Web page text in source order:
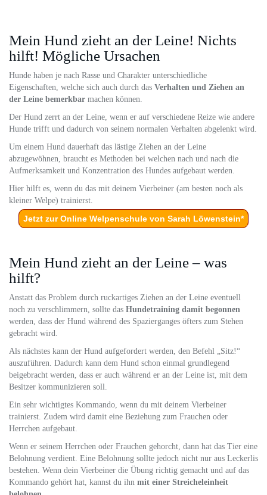
Mein Hund zieht an der Leine! Nichts
hilft! Mögliche Ursachen
Hunde haben je nach Rasse und Charakter unterschiedliche
Eigenschaften, welche sich auch durch das Verhalten und Ziehen an
der Leine bemerkbar machen können.
Der Hund zerrt an der Leine, wenn er auf verschiedene Reize wie andere
Hunde trifft und dadurch von seinem normalen Verhalten abgelenkt wird.
Um einem Hund dauerhaft das lästige Ziehen an der Leine
abzugewöhnen, braucht es Methoden bei welchen nach und nach die
Aufmerksamkeit und Konzentration des Hundes aufgebaut werden.
Hier hilft es, wenn du das mit deinem Vierbeiner (am besten noch als
kleiner Welpe) trainierst.
Jetzt zur Online Welpenschule von Sarah Löwenstein*
Mein Hund zieht an der Leine – was
hilft?
Anstatt das Problem durch ruckartiges Ziehen an der Leine eventuell
noch zu verschlimmern, sollte das Hundetraining damit begonnen
werden, dass der Hund während des Spazierganges öfters zum Stehen
gebracht wird.
Als nächstes kann der Hund aufgefordert werden, den Befehl „Sitz!“
auszuführen. Dadurch kann dem Hund schon einmal grundlegend
beigebracht werden, dass er auch während er an der Leine ist, mit dem
Besitzer kommunizieren soll.
Ein sehr wichtigtes Kommando, wenn du mit deinem Vierbeiner
trainierst. Zudem wird damit eine Beziehung zum Frauchen oder
Herrchen aufgebaut.
Wenn er seinem Herrchen oder Frauchen gehorcht, dann hat das Tier eine
Belohnung verdient. Eine Belohnung sollte jedoch nicht nur aus Leckerlis
bestehen. Wenn dein Vierbeiner die Übung richtig gemacht und auf das
Kommando gehört hat, kannst du ihn mit einer Streicheleinheit